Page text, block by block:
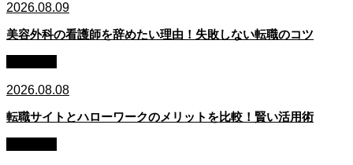
2026.08.09
美容外科の看護師を辞めたい理由！失敗しない転職のコツ
2026.08.08
転職サイトとハローワークのメリットを比較！賢い活用術